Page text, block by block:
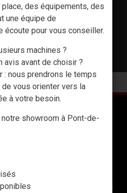
LE CATALOGUE
ET SCIES + TAPIS
des équipements, des
une équipe de
écoute pour vous conseiller.
machines ?
avis avant de choisir ?
: nous prendrons le temps
vous orienter vers la
à votre besoin.
showroom à Pont-de-